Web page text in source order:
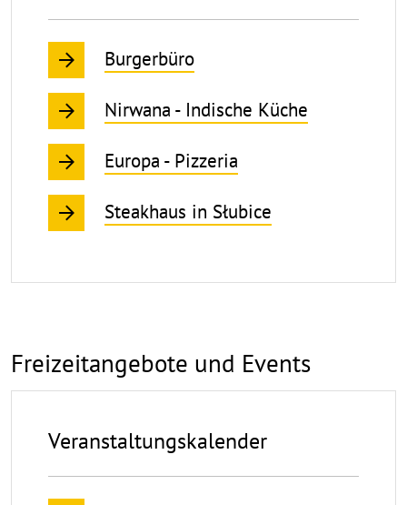
Burgerbüro
Nirwana - Indische Küche
Europa - Pizzeria
Steakhaus in Słubice
Freizeitangebote und Events
Veranstaltungskalender